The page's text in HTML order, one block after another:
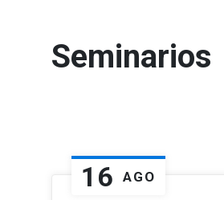
Seminarios
16 AGO